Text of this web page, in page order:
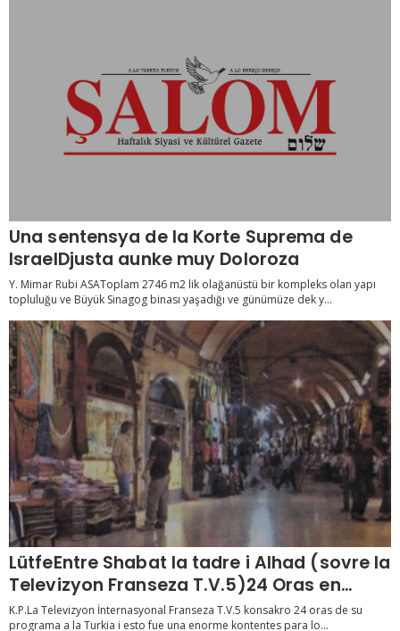
Una sentensya de la Korte Suprema de
IsraelDjusta aunke muy Doloroza
Y. Mimar Rubi ASAToplam 2746 m2 lik olağanüstü bir kompleks olan yapı
topluluğu ve Büyük Sinagog binası yaşadığı ve günümüze dek y...
LütfeEntre Shabat la tadre i Alhad (sovre la
Televizyon Franseza T.V.5)24 Oras en
Turkia
K.P.La Televizyon İnternasyonal Franseza T.V.5 konsakro 24 oras de su
programa a la Turkia i esto fue una enorme kontentes para lo...